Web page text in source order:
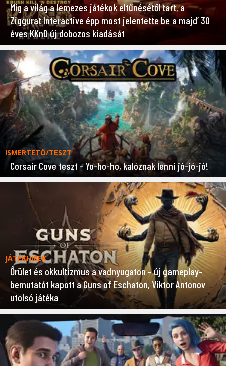
Míg a világ a lemezes játékok eltűnésétől tart, a
Ziggurat Interactive épp most jelentette be a majd’ 30
éves KKnD új dobozos kiadását
ISMERTETŐ/TESZT
Corsair Cove teszt – Yo-ho-ho, kalóznak lenni jó-jó-jó!
JÁTÉKHÍREK
Őrület és okkultizmus a vadnyugaton – új gameplay-
bemutatót kapott a Guns of Eschaton, Viktor Antonov
utolsó játéka